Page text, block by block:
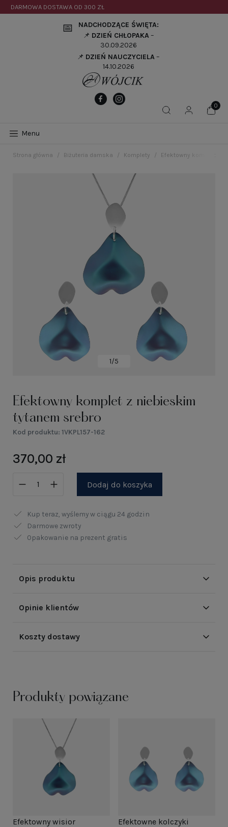
DARMOWA DOSTAWA OD 300 ZŁ
📅
NADCHODZĄCE ŚWIĘTA:
📌 DZIEŃ CHŁOPAKA–
30.09.2026
📌 DZIEŃ NAUCZYCIELA–
14.10.2026
Menu
Strona główna Biżuteria damska Komplety Efektowny komplet z
1/5
Efektowny komplet z niebieskim
tytanem srebro
Kod produktu: 1VKPL157-162
370,00 zł
Dodaj do koszyka
Kup teraz, wyślemy w ciągu 24 godzin
Darmowe zwroty
Opakowanie na prezent gratis
Opis produktu
Opinie klientów
Koszty dostawy
Produkty powiązane
Efektowny wisior
Efektowne kolczyki